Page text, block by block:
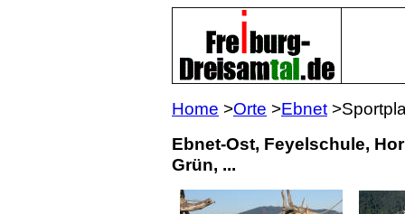
Home >Orte >Ebnet
Ebnet-Ost, Feyelschule,
Grün, ...